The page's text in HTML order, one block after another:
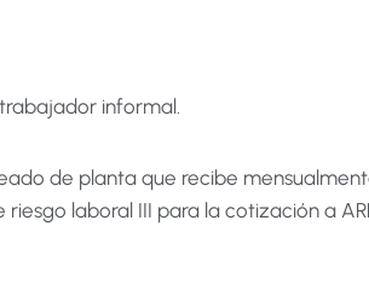
informal.
de planta que recibe
laboral III para la cotización a